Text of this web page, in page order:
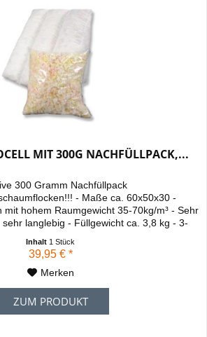
MIT 300G NACHFÜLLPACK,...
300 Gramm Nachfüllpack
- Maße ca. 60x50x30 -
mit hohem Raumgewicht 35-70kg/m³ - Sehr
langlebig - Füllgewicht ca. 3,8 kg - 3-
- Idealer Liegekomfort und komfortable
beim Lesen, Fernsehen, Frühstück...
Inhalt 1 Stück
39,95 € *
Merken
ZUM PRODUKT